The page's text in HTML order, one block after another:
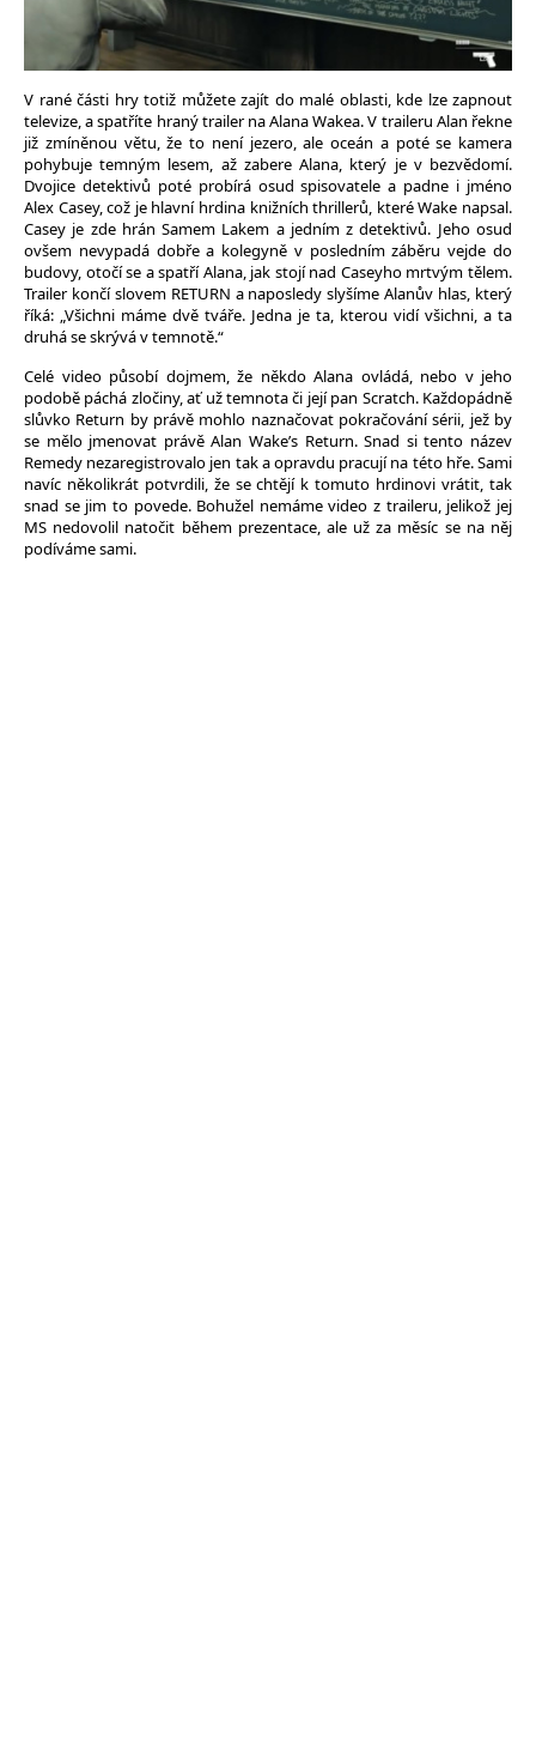
V rané části hry totiž můžete zajít do malé oblasti, kde lze zapnout
televize, a spatříte hraný trailer na Alana Wakea. V traileru Alan řekne
již zmíněnou větu, že to není jezero, ale oceán a poté se kamera
pohybuje temným lesem, až zabere Alana, který je v bezvědomí.
Dvojice detektivů poté probírá osud spisovatele a padne i jméno
Alex Casey, což je hlavní hrdina knižních thrillerů, které Wake napsal.
Casey je zde hrán Samem Lakem a jedním z detektivů. Jeho osud
ovšem nevypadá dobře a kolegyně v posledním záběru vejde do
budovy, otočí se a spatří Alana, jak stojí nad Caseyho mrtvým tělem.
Trailer končí slovem RETURN a naposledy slyšíme Alanův hlas, který
říká: „Všichni máme dvě tváře. Jedna je ta, kterou vidí všichni, a ta
druhá se skrývá v temnotě.“
Celé video působí dojmem, že někdo Alana ovládá, nebo v jeho
podobě páchá zločiny, ať už temnota či její pan Scratch. Každopádně
slůvko Return by právě mohlo naznačovat pokračování sérii, jež by
se mělo jmenovat právě Alan Wake’s Return. Snad si tento název
Remedy nezaregistrovalo jen tak a opravdu pracují na této hře. Sami
navíc několikrát potvrdili, že se chtějí k tomuto hrdinovi vrátit, tak
snad se jim to povede. Bohužel nemáme video z traileru, jelikož jej
MS nedovolil natočit během prezentace, ale už za měsíc se na něj
podíváme sami.